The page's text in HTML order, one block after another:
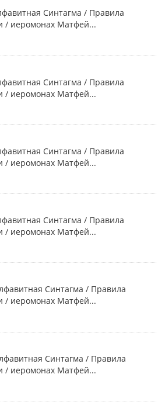
Синтагма / Правила
/ иеромонах Матфей...
Синтагма / Правила
/ иеромонах Матфей...
Синтагма / Правила
/ иеромонах Матфей...
Синтагма / Правила
/ иеромонах Матфей...
Синтагма / Правила
/ иеромонах Матфей...
Синтагма / Правила
/ иеромонах Матфей...